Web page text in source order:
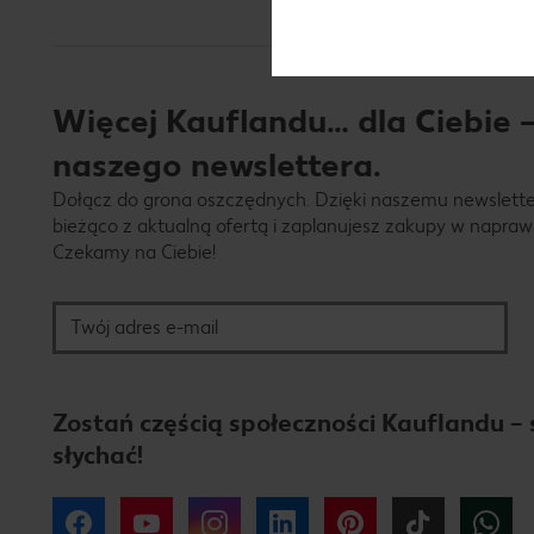
Więcej Kauflandu… dla Ciebie
naszego newslettera.
Dołącz do grona oszczędnych. Dzięki naszemu
bieżąco z aktualną ofertą i zaplanujesz zakupy w
Czekamy na Ciebie!
Twój adres e-mail
Zostań częścią społeczności Kauflandu –
słychać!
Facebook YouTube Instagram LinkedIn Pinterest Tiktok